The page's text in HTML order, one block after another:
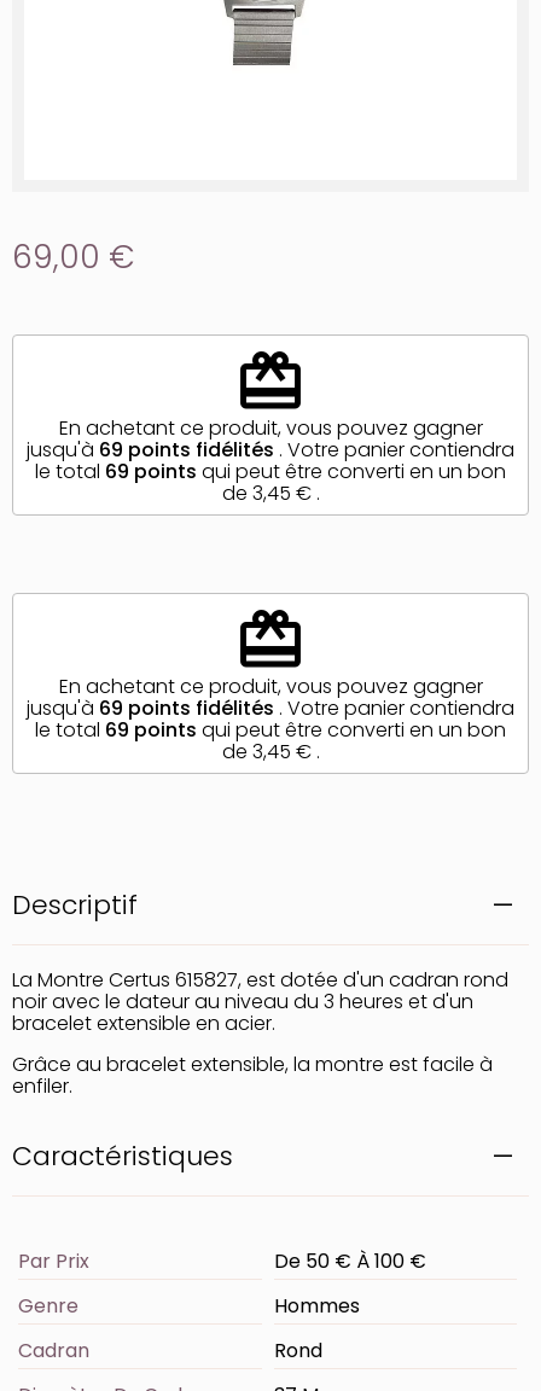
Descriptif
La Montre Certus 615827, est dotée d'un cadran rond
noir avec le dateur au niveau du 3 heures et d'un
bracelet extensible en acier.
Grâce au bracelet extensible, la montre est facile à
enfiler.
Caractéristiques
Par Prix
De 50 € À 100 €
Genre
Hommes
Cadran
Rond
69,00 €
redeem
En achetant ce produit, vous pouvez gagner
jusqu'à 69 points fidélités . Votre panier contiendra
le total 69 points qui peut être converti en un bon
de 3,45 €.
redeem
En achetant ce produit, vous pouvez gagner
jusqu'à 69 points fidélités . Votre panier contiendra
le total 69 points qui peut être converti en un bon
de 3,45 €.